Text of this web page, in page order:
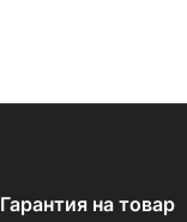
Гарантия на товар